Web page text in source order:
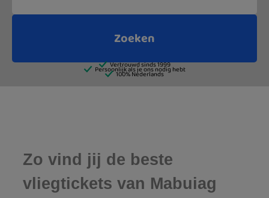
Zo vind jij de beste
vliegtickets van Mabuiag